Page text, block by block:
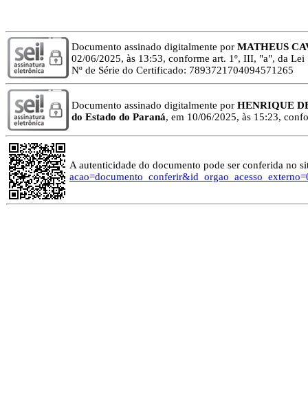
Documento assinado digitalmente por MATHEUS
02/06/2025, às 13:53, conforme art. 1º, III, "a", da Lei
Nº de Série do Certificado: 7893721704094571265
Documento assinado digitalmente por HENRIQUE
do Estado do Paraná, em 10/06/2025, às 15:23,
A autenticidade do documento pode ser conferida no